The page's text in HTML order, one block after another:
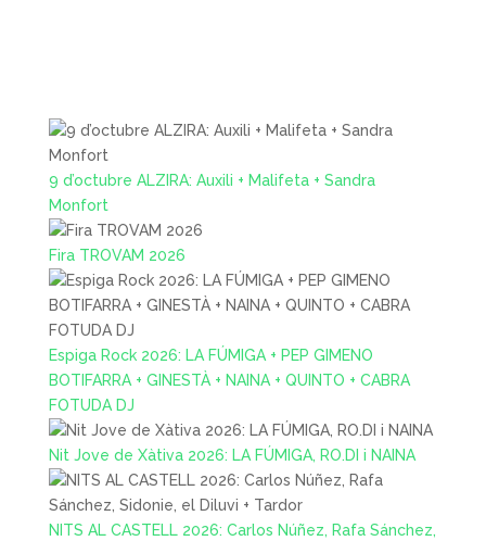
9 d’octubre ALZIRA: Auxili + Malifeta + Sandra
Monfort
Fira TROVAM 2026
Espiga Rock 2026: LA FÚMIGA + PEP GIMENO
BOTIFARRA + GINESTÀ + NAINA + QUINTO + CABRA
FOTUDA DJ
Nit Jove de Xàtiva 2026: LA FÚMIGA, RO.DI i NAINA
NITS AL CASTELL 2026: Carlos Núñez, Rafa Sánchez,